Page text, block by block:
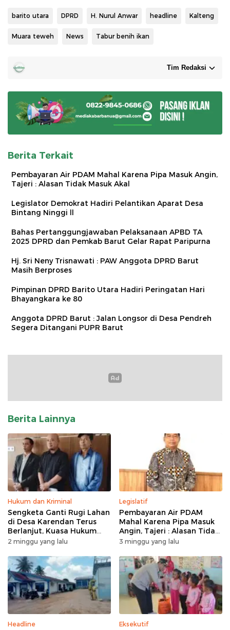
barito utara DPRD H. Nurul Anwar headline Kalteng
Muara teweh News Tabur benih ikan
Tim Redaksi
Berita Terkait
Pembayaran Air PDAM Mahal Karena Pipa Masuk Angin,
Tajeri : Alasan Tidak Masuk Akal
Legislator Demokrat Hadiri Pelantikan Aparat Desa
Bintang Ninggi ll
Bahas Pertanggungjawaban Pelaksanaan APBD TA
2025 DPRD dan Pemkab Barut Gelar Rapat Paripurna
Hj. Sri Neny Trisnawati : PAW Anggota DPRD Barut
Masih Berproses
Pimpinan DPRD Barito Utara Hadiri Peringatan Hari
Bhayangkara ke 80
Anggota DPRD Barut : Jalan Longsor di Desa Pendreh
Segera Ditangani PUPR Barut
Berita Lainnya
Hukum dan Kriminal
Sengketa Ganti Rugi Lahan
di Desa Karendan Terus
Berlanjut, Kuasa Hukum
Ajukan Kasasi
2 minggu yang lalu
Legislatif
Pembayaran Air PDAM
Mahal Karena Pipa Masuk
Angin, Tajeri : Alasan Tidak
Masuk Akal
3 minggu yang lalu
Headline Eksekutif